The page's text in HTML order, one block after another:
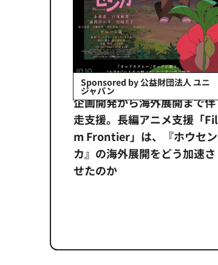
Sponsored by 公益財団法人 ユニ
ジャパン
企画開発から海外展開まで伴
走支援。長編アニメ支援「Fil
m Frontier」は、『ホウセン
カ』の海外展開をどう加速さ
せたのか